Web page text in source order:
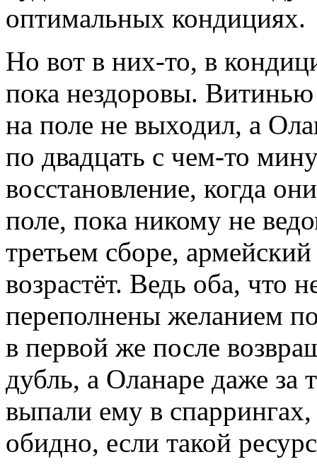
оптимальных кондициях.
Но вот в них-то, в
пока нездоровы.
на поле не выходил, а
по двадцать с чем-то
восстановление, когда
поле, пока никому не
третьем сборе,
возрастёт. Ведь оба, что
переполнены желанием
в первой же после
дубль, а Оланаре даже за
выпали ему в
обидно, если такой